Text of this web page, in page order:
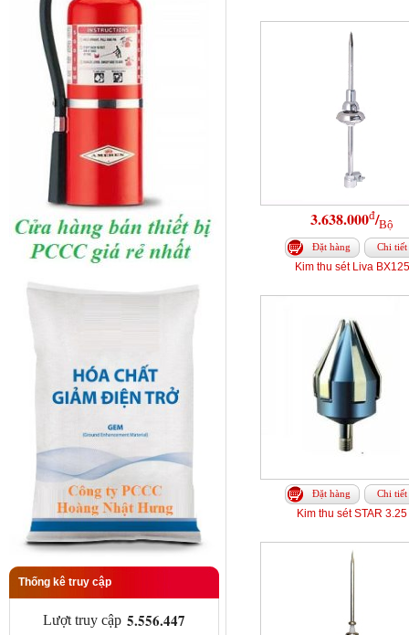
Thống kê truy cập
Lượt truy cập 5.556.447
3.638.000đ/Bộ
Đặt hàng Chi tiết
Kim thu sét Liva BX125
Đặt hàng Chi tiết
Kim thu sét STAR 3.25